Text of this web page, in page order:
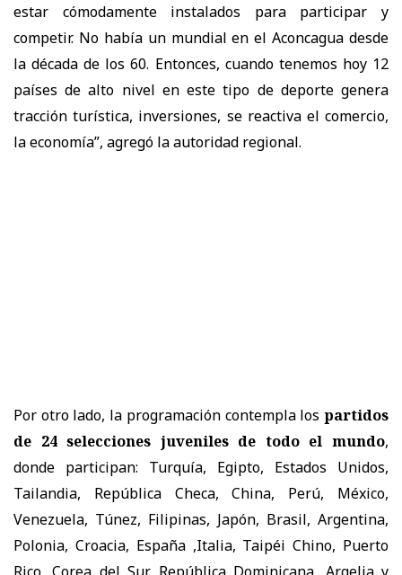
estar cómodamente instalados para participar y
competir. No había un mundial en el Aconcagua desde
la década de los 60. Entonces, cuando tenemos hoy 12
países de alto nivel en este tipo de deporte genera
tracción turística, inversiones, se reactiva el comercio,
la economía”, agregó la autoridad regional.
Por otro lado, la programación contempla los partidos
de 24 selecciones juveniles de todo el mundo,
donde participan: Turquía, Egipto, Estados Unidos,
Tailandia, República Checa, China, Perú, México,
Venezuela, Túnez, Filipinas, Japón, Brasil, Argentina,
Polonia, Croacia, España ,Italia, Taipéi Chino, Puerto